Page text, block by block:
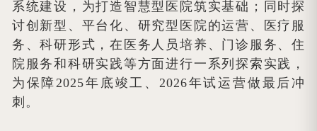
系统建设，为打造智慧型医院筑实基础；同时探
讨创新型、平台化、研究型医院的运营、医疗服
务、科研形式，在医务人员培养、门诊服务、住
院服务和科研实践等方面进行一系列探索实践，
为保障2025年底竣工、2026年试运营做最后冲
刺。